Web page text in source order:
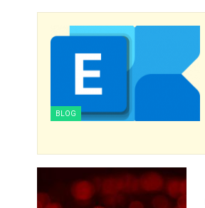
BLOG